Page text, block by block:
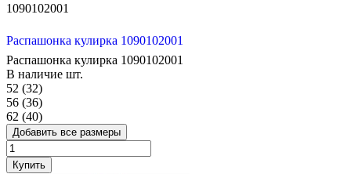
1090102001
Распашонка кулирка 1090102001
Распашонка кулирка 1090102001
В наличие шт.
52 (32)
56 (36)
62 (40)
Добавить все размеры
Купить